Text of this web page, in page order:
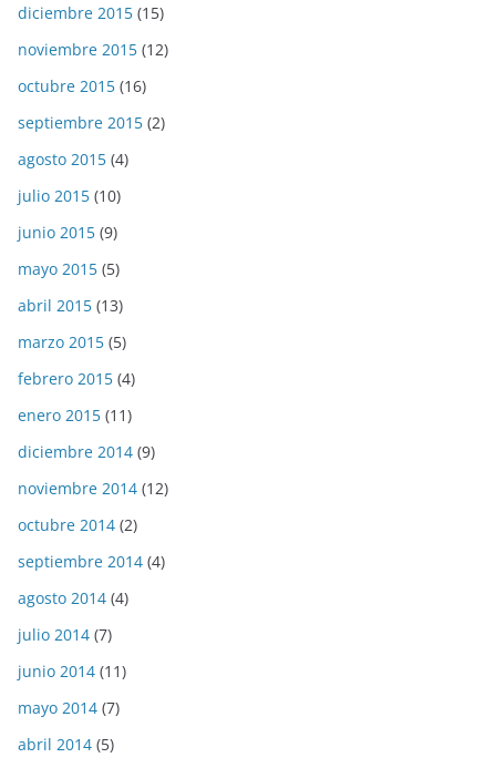
diciembre 2015 (15)
noviembre 2015 (12)
octubre 2015 (16)
septiembre 2015 (2)
agosto 2015 (4)
julio 2015 (10)
junio 2015 (9)
mayo 2015 (5)
abril 2015 (13)
marzo 2015 (5)
febrero 2015 (4)
enero 2015 (11)
diciembre 2014 (9)
noviembre 2014 (12)
octubre 2014 (2)
septiembre 2014 (4)
agosto 2014 (4)
julio 2014 (7)
junio 2014 (11)
mayo 2014 (7)
abril 2014 (5)